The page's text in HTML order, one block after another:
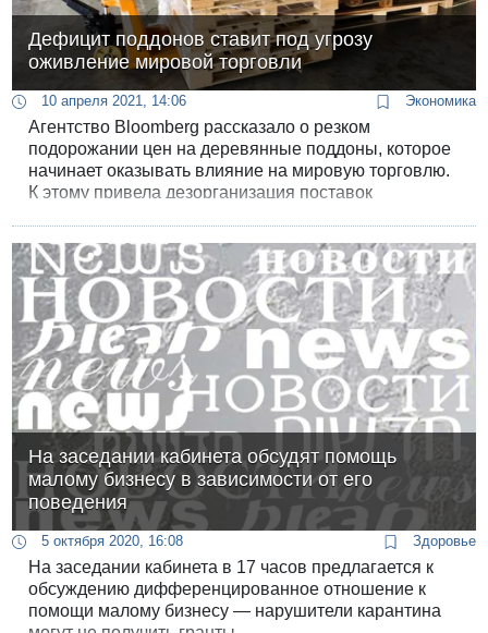
Дефицит поддонов ставит под угрозу
оживление мировой торговли
10 апреля 2021, 14:06 Экономика
Агентство Bloomberg рассказало о резком
подорожании цен на деревянные поддоны, которое
начинает оказывать влияние на мировую торговлю.
К этому привела дезорганизация поставок
взвинтил цены на поддоны.
На заседании кабинета обсудят помощь
малому бизнесу в зависимости от его
поведения
5 октября 2020, 16:08 Здоровье
На заседании кабинета в 17 часов предлагается к
обсуждению дифференцированное отношение к
помощи малому бизнесу — нарушители карантина